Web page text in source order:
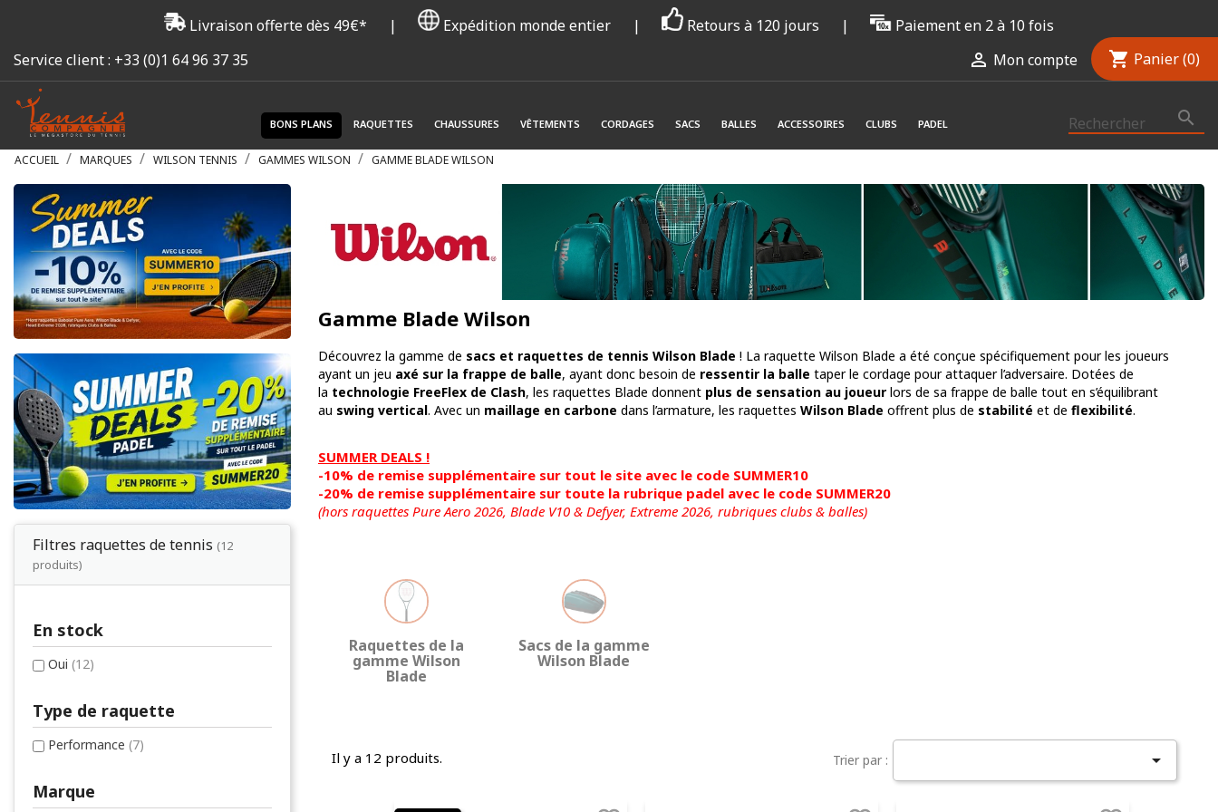
Livraison offerte dès 49€* | Expédition monde entier | Retours à 120 jours |
Paiement en 2 à 10 fois
Service client : +33 (0)1 64 96 37 35  Mon compte shopping_cart Panier (0)

BONS PLANS RAQUETTES CHAUSSURES VÊTEMENTS CORDAGES SACS BALLES ACCESSOIRES CLUBS PADEL
ACCUEIL MARQUES WILSON TENNIS GAMMES WILSON GAMME BLADE WILSON
Filtres raquettes de tennis (12
produits)
En stock
Oui (12)
Type de raquette
Performance (7)
Marque
Gamme Blade Wilson
Découvrez la gamme de sacs et raquettes de tennis Wilson Blade ! La raquette Wilson Blade a été conçue spécifiquement pour les joueurs
ayant un jeu axé sur la frappe de balle, ayant donc besoin de ressentir la balle taper le cordage pour attaquer l’adversaire. Dotées de
la technologie FreeFlex de Clash, les raquettes Blade donnent plus de sensation au joueur lors de sa frappe de balle tout en s’équilibrant
au swing vertical. Avec un maillage en carbone dans l’armature, les raquettes Wilson Blade offrent plus de stabilité et de flexibilité.
SUMMER DEALS !
-10% de remise supplémentaire sur tout le site avec le code SUMMER10
-20% de remise supplémentaire sur toute la rubrique padel avec le code SUMMER20
(hors raquettes Pure Aero 2026, Blade V10 & Defyer, Extreme 2026, rubriques clubs & balles)
Raquettes de la
gamme Wilson
Blade
Sacs de la gamme
Wilson Blade
Il y a 12 produits. Trier par : 